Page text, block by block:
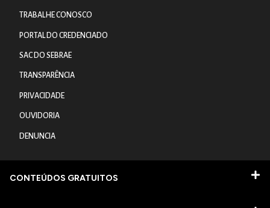
TRABALHE CONOSCO
PORTAL DO CREDENCIADO
SAC DO SEBRAE
TRANSPARÊNCIA
PRIVACIDADE
OUVIDORIA
DENUNCIA
CONTEÚDOS GRATUITOS